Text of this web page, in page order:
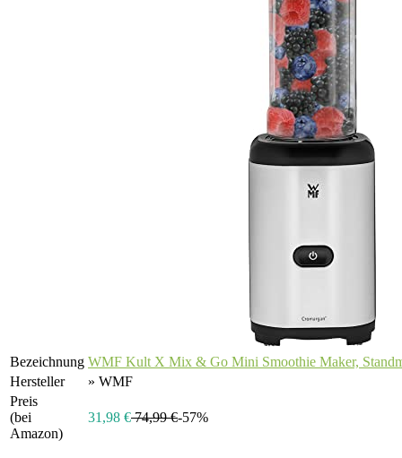
Bezeichnung WMF Kult X Mix & Go Mini Smoothie Maker,
Hersteller
» WMF
Preis
(bei
Amazon)
31,98 €74,99 €-57%